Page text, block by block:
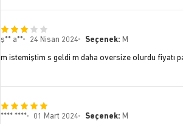
ş** a** 24 Nisan 2024 Seçenek: M
m istemiştim s geldi m daha oversize olurdu fiyatı
**** **** 01 Mart 2024 Seçenek: M